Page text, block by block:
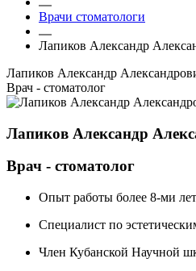
Врачи стоматологи
Лапиков Александр
Лапиков Александр
Врач - стоматолог
Лапиков Александр
Врач - стоматолог
Опыт работы более 8-ми
Специалист по
Член Кубанской Научной